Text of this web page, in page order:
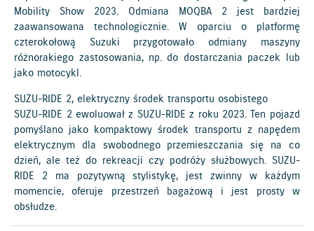
Mobility Show 2023. Odmiana MOQBA 2 jest bardziej
zaawansowana technologicznie. W oparciu o platformę
czterokołową Suzuki przygotowało odmiany maszyny
różnorakiego zastosowania, np. do dostarczania paczek lub
jako motocykl.
SUZU-RIDE 2, elektryczny środek transportu osobistego
SUZU-RIDE 2 ewoluował z SUZU-RIDE z roku 2023. Ten pojazd
pomyślano jako kompaktowy środek transportu z napędem
elektrycznym dla swobodnego przemieszczania się na co
dzień, ale też do rekreacji czy podróży służbowych. SUZU-
RIDE 2 ma pozytywną stylistykę, jest zwinny w każdym
momencie, oferuje przestrzeń bagażową i jest prosty w
obsłudze.